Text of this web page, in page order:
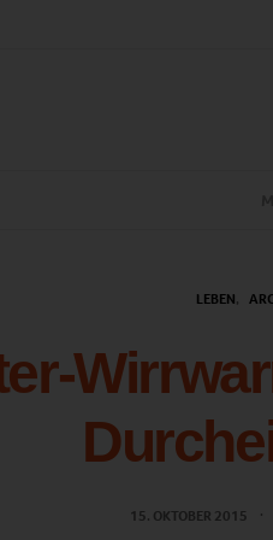
LEBEN
15. OKTOBER 2015